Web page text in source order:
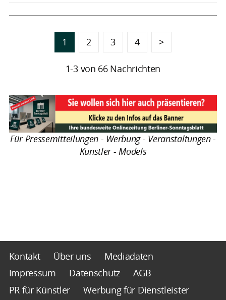
1 2 3 4 >
1-3 von 66 Nachrichten
Für Pressemitteilungen - Werbung - Veranstaltungen -
Künstler - Models
Kontakt Über uns
Mediadaten
Impressum
Datenschutz
AGB
PR für Künstler
Werbung für Dienstleister